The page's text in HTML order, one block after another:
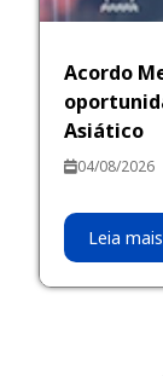
Acordo
Asiático
04/08/2026
Leia mais